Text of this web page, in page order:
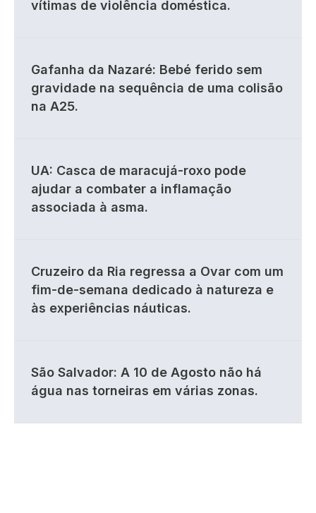
vítimas de violência doméstica.
Gafanha da Nazaré: Bebé ferido sem
gravidade na sequência de uma colisão
na A25.
UA: Casca de maracujá-roxo pode
ajudar a combater a inflamação
associada à asma.
Cruzeiro da Ria regressa a Ovar com um
fim-de-semana dedicado à natureza e
às experiências náuticas.
São Salvador: A 10 de Agosto não há
água nas torneiras em várias zonas.